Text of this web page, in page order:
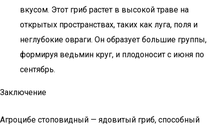
вкусом. Этот гриб растет в высокой траве на
открытых пространствах, таких как луга, поля и
неглубокие овраги. Он образует большие группы,
формируя ведьмин круг, и плодоносит с июня по
сентябрь.
Заключение
Агроцибе стоповидный — ядовитый гриб, способный